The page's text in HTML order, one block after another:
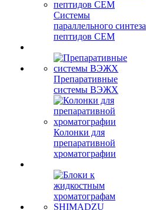
Системы
параллельного синтеза
пептидов CEM
Препаративные
системы ВЭЖХ
Колонки для
препаративной
хроматографии